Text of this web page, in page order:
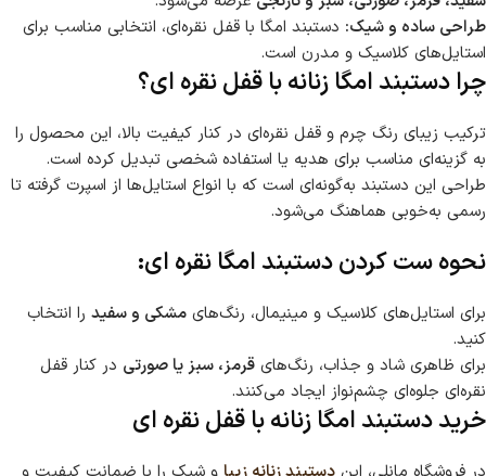
طراحی ساده و شیک: دستبند امگا با قفل نقره‌ای، انتخابی مناسب برای
استایل‌های کلاسیک و مدرن است.
چرا دستبند امگا زنانه با قفل نقره ای؟
ترکیب زیبای رنگ چرم و قفل نقره‌ای در کنار کیفیت بالا، این محصول را
به گزینه‌ای مناسب برای هدیه یا استفاده شخصی تبدیل کرده است.
طراحی این دستبند به‌گونه‌ای است که با انواع استایل‌ها از اسپرت گرفته تا
رسمی به‌خوبی هماهنگ می‌شود.
نحوه ست کردن دستبند امگا نقره ای:
برای استایل‌های کلاسیک و مینیمال، رنگ‌های مشکی و سفید را انتخاب
کنید.
برای ظاهری شاد و جذاب، رنگ‌های قرمز، سبز یا صورتی در کنار قفل
نقره‌ای جلوه‌ای چشم‌نواز ایجاد می‌کنند.
خرید دستبند امگا زنانه با قفل نقره ای